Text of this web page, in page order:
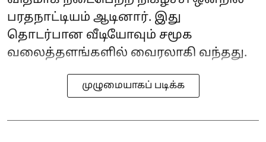
பரதநாட்டியம் ஆடினார். இது
தொடர்பான வீடியோவும் சமூக
வலைத்தளங்களில் வைரலாகி வந்தது.
முழுமையாகப் படிக்க